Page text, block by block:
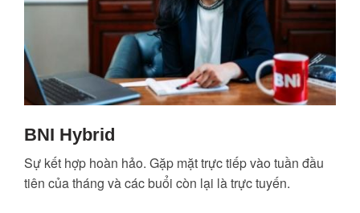
BNI Hybrid
Sự kết hợp hoàn hảo. Gặp mặt trực tiếp vào tuần đầu
tiên của tháng và các buổi còn lại là trực tuyến.